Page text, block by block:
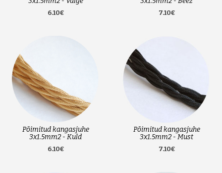
6.10€ 7.10€
Põimitud kangasjuhe
3x1.5mm2 - Kuld
6.10€
Põimitud kangasjuhe
3x1.5mm2 - Must
7.10€